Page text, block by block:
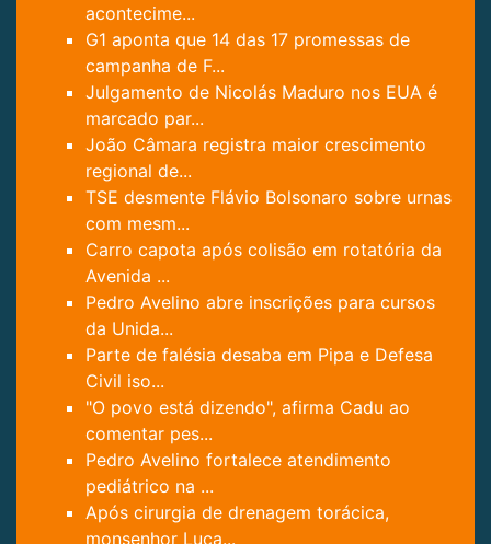
acontecime...
G1 aponta que 14 das 17 promessas de
campanha de F...
Julgamento de Nicolás Maduro nos EUA é
marcado par...
João Câmara registra maior crescimento
regional de...
TSE desmente Flávio Bolsonaro sobre urnas
com mesm...
Carro capota após colisão em rotatória da
Avenida ...
Pedro Avelino abre inscrições para cursos
da Unida...
Parte de falésia desaba em Pipa e Defesa
Civil iso...
"O povo está dizendo", afirma Cadu ao
comentar pes...
Pedro Avelino fortalece atendimento
pediátrico na ...
Após cirurgia de drenagem torácica,
monsenhor Luca...